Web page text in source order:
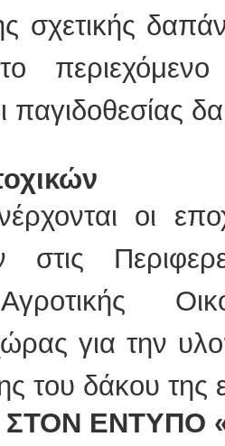
σχετικής
περιεχόμενο
οι
στις
για την
του δάκου της
ΣΤΟΝ ΕΝΤΥΠΟ